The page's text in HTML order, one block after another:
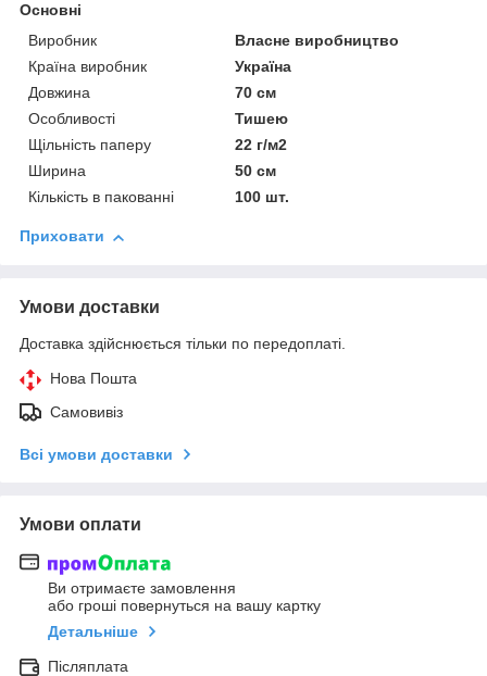
Основні
Виробник
Власне виробництво
Країна виробник
Україна
Довжина
70 см
Особливості
Тишею
Щільність паперу
22 г/м2
Ширина
50 см
Кількість в пакованні
100 шт.
Приховати
Умови доставки
Доставка здійснюється тільки по передоплаті.
Нова Пошта
Самовивіз
Всі умови доставки
Умови оплати
Ви отримаєте замовлення
або гроші повернуться на вашу картку
Детальніше
Післяплата